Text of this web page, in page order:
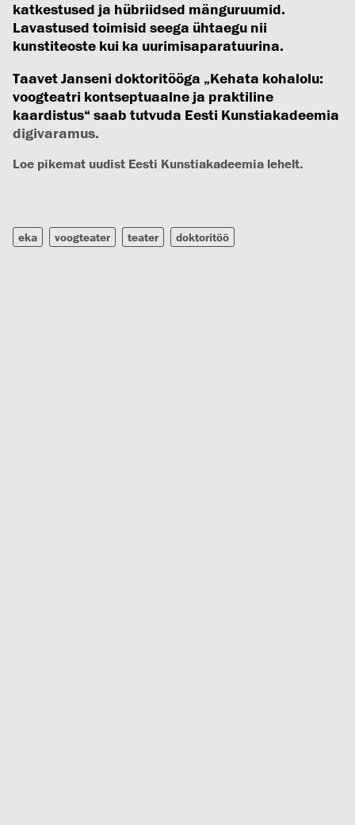
katkestused ja hübriidsed mänguruumid.
Lavastused toimisid seega ühtaegu nii
kunstiteoste kui ka uurimisaparatuurina.
Taavet Janseni doktoritööga „Kehata kohalolu:
voogteatri kontseptuaalne ja praktiline
kaardistus“ saab tutvuda Eesti Kunstiakadeemia
digivaramus.
Loe pikemat uudist Eesti Kunstiakadeemia lehelt.
eka voogteater teater doktoritöö